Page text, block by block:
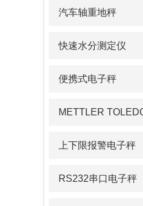
汽车轴重地秤
快速水分测定仪
便携式电子秤
上下限报警电子秤
RS232串口电子秤